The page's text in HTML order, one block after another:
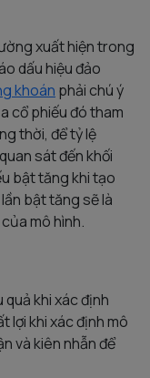
xuất hiện trong
dấu hiệu đảo
khoán phải chú ý
cổ phiếu đó tham
thời, để tỷ lệ
sát đến khối
bật tăng khi tạo
bật tăng sẽ là
mô hình.
quả khi xác định
lợi khi xác định mô
và kiên nhẫn để